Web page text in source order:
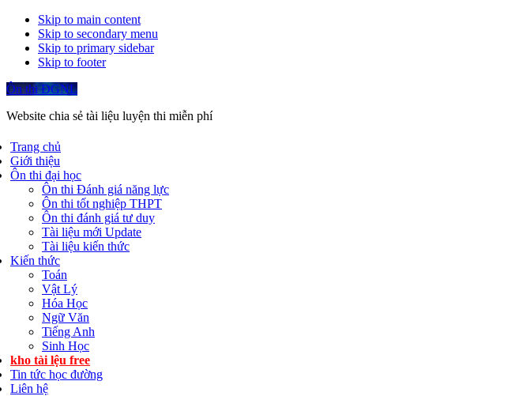
Skip to main content
Skip to secondary menu
Skip to primary sidebar
Skip to footer
Ôn thi ĐGNL
Website chia sẻ tài liệu luyện thi miễn phí
Trang chủ
Giới thiệu
Ôn thi đại học
Ôn thi Đánh giá năng lực
Ôn thi tốt nghiệp THPT
Ôn thi đánh giá tư duy
Tài liệu mới Update
Tài liệu kiến thức
Kiến thức
Toán
Vật Lý
Hóa Học
Ngữ Văn
Tiếng Anh
Sinh Học
kho tài lệu free
Tin tức học đường
Liên hệ